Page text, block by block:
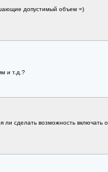
допустимый объем =)
и т.д.?
сделать возможность